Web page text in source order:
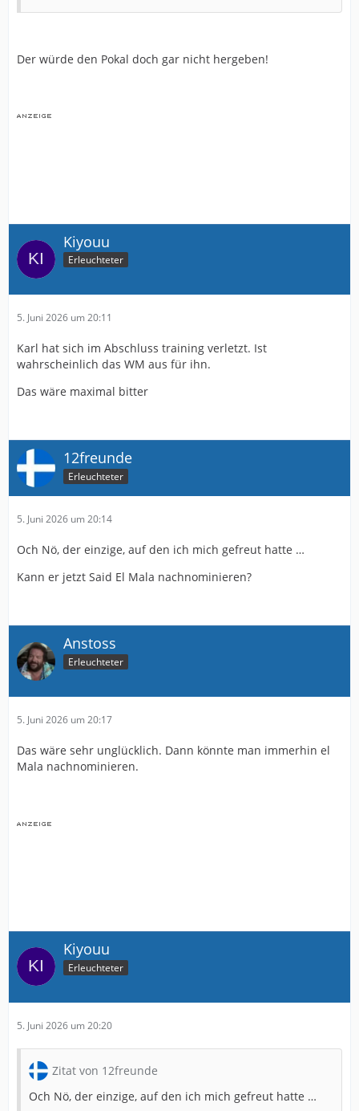
Der würde den Pokal doch gar nicht hergeben!
Kiyouu
Erleuchteter
5. Juni 2026 um 20:11
Karl hat sich im Abschluss training verletzt. Ist
wahrscheinlich das WM aus für ihn.
Das wäre maximal bitter
12freunde
Erleuchteter
5. Juni 2026 um 20:14
Och Nö, der einzige, auf den ich mich gefreut hatte …
Kann er jetzt Said El Mala nachnominieren?
Anstoss
Erleuchteter
5. Juni 2026 um 20:17
Das wäre sehr unglücklich. Dann könnte man immerhin el
Mala nachnominieren.
Kiyouu
Erleuchteter
5. Juni 2026 um 20:20
Zitat von 12freunde
Och Nö, der einzige, auf den ich mich gefreut hatte …